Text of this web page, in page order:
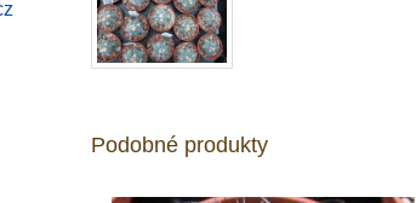
Podobné produkty